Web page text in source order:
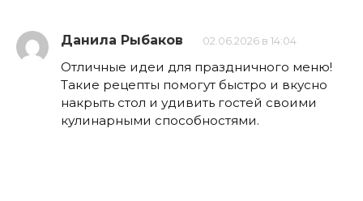
Данила Рыбаков 02.06.2026 в 14:04
Отличные идеи для праздничного меню!
Такие рецепты помогут быстро и вкусно
накрыть стол и удивить гостей своими
кулинарными способностями.